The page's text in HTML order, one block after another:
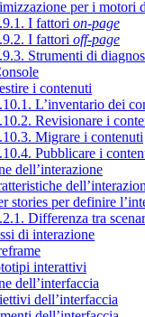
per i motori
I fattori on-page
I fattori off-page
Strumenti di
i contenuti
L’inventario dei
Revisionare i
Migrare i contenuti
Pubblicare i
dell’interazione
stories per definire
Differenza tra
di interazione
interattivi
dell’interfaccia
dell’interfaccia